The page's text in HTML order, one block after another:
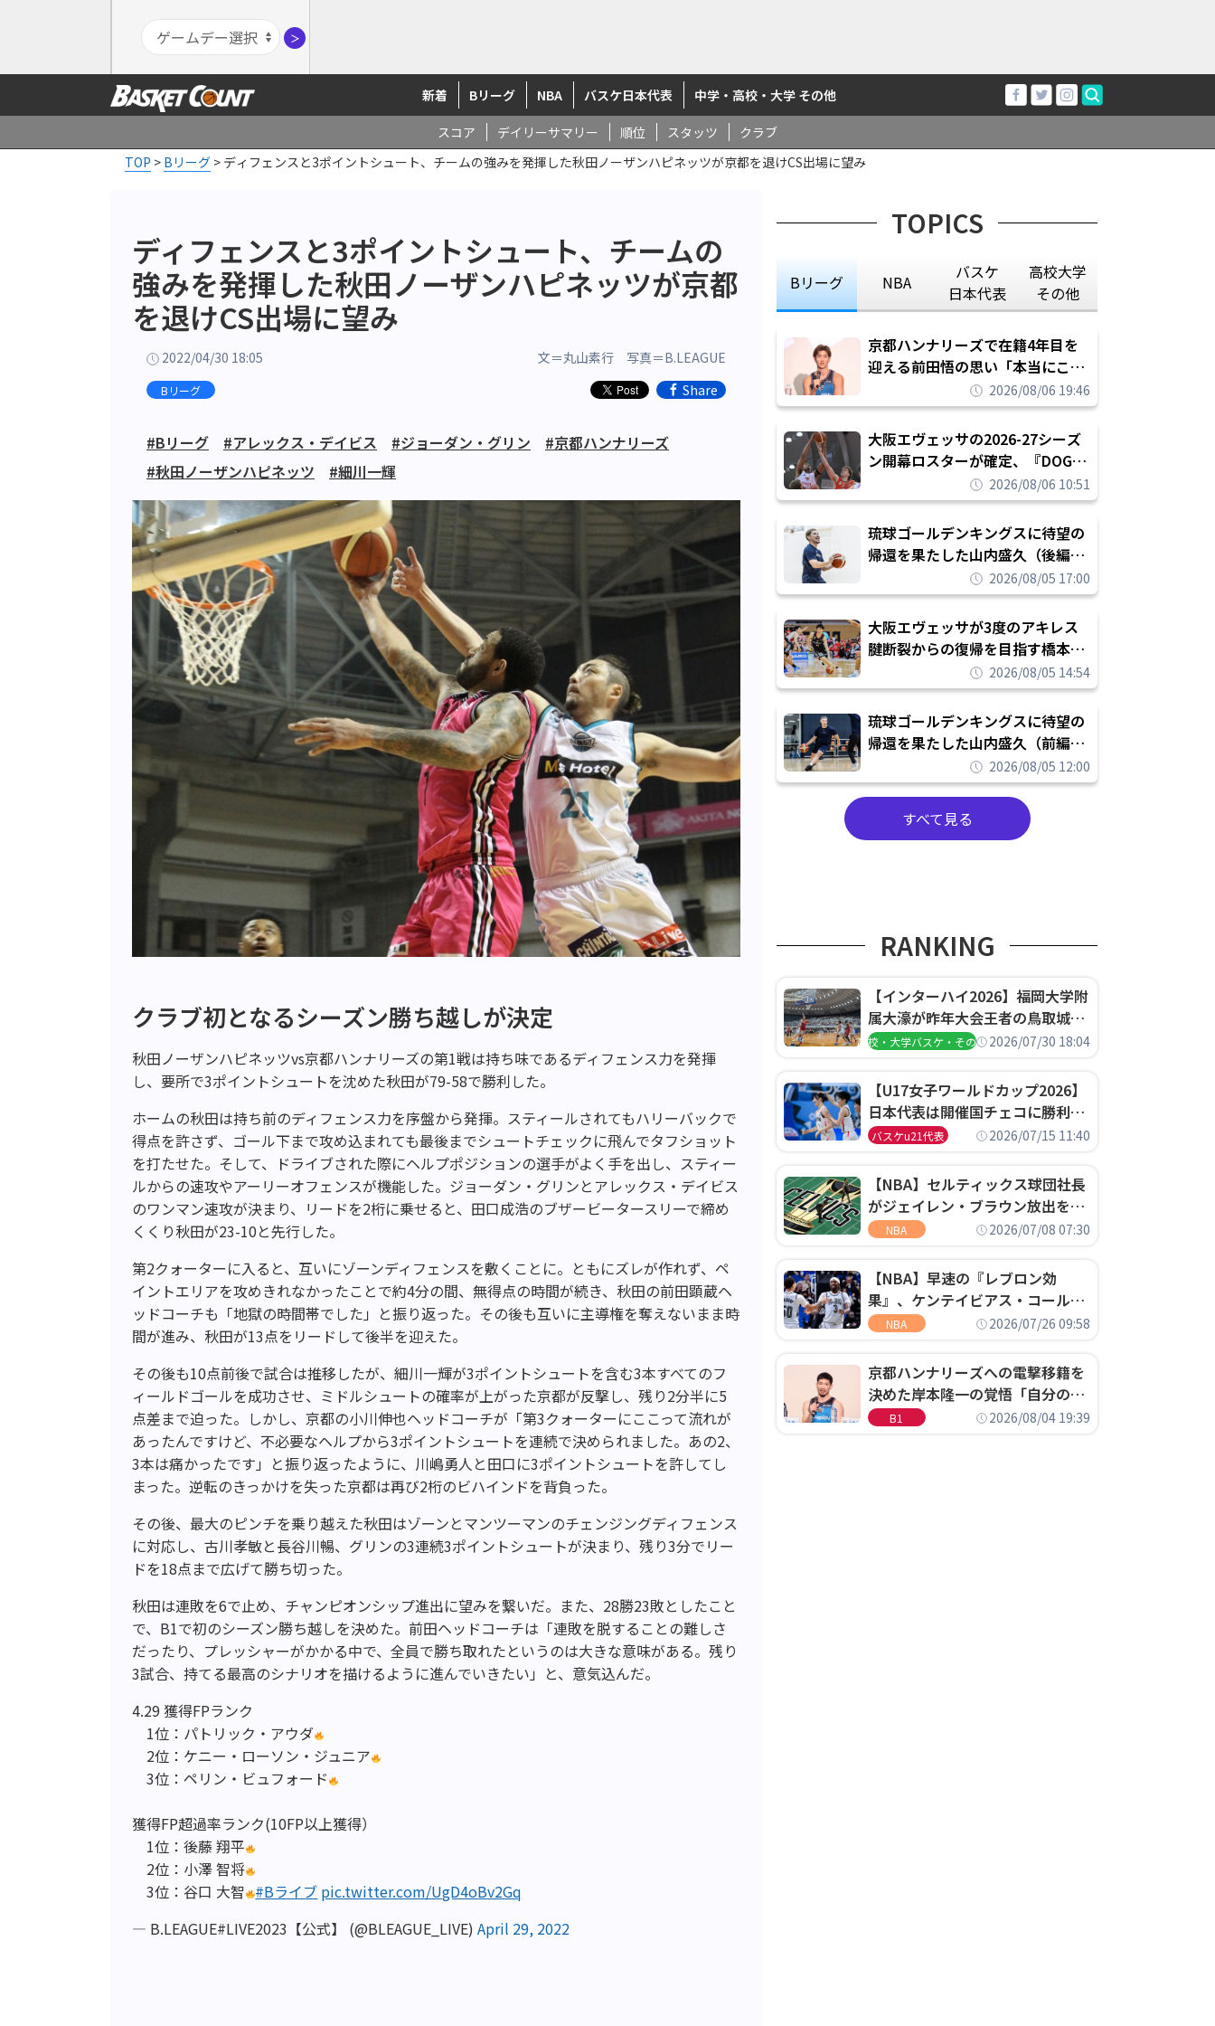
＞
新着 Bリーグ NBA バスケ日本代表 中学・高校・大学 その他
スコア デイリーサマリー 順位 スタッツ
クラブ
TOP > Bリーグ > ディフェンスと3ポイントシュート、チームの強みを発揮した秋田ノーザンハピネッツが京都を退けCS出場に望み
ディフェンスと3ポイントシュート、チームの
強みを発揮した秋田ノーザンハピネッツが京都
を退けCS出場に望み
2022/04/30 18:05 文＝丸山素行 写真＝B.LEAGUE
Bリーグ Share
#Bリーグ #アレックス・デイビス #ジョーダン・グリン
#京都ハンナリーズ
#秋田ノーザンハピネッツ
#細川一輝
クラブ初となるシーズン勝ち越しが決定
秋田ノーザンハピネッツvs京都ハンナリーズの第1戦は持ち味であるディフェンス力を発揮
し、要所で3ポイントシュートを沈めた秋田が79-58で勝利した。
ホームの秋田は持ち前のディフェンス力を序盤から発揮。スティールされてもハリーバックで
得点を許さず、ゴール下まで攻め込まれても最後までシュートチェックに飛んでタフショット
を打たせた。そして、ドライブされた際にヘルプポジションの選手がよく手を出し、スティー
ルからの速攻やアーリーオフェンスが機能した。ジョーダン・グリンとアレックス・デイビス
のワンマン速攻が決まり、リードを2桁に乗せると、田口成浩のブザービータースリーで締め
くくり秋田が23-10と先行した。
第2クォーターに入ると、互いにゾーンディフェンスを敷くことに。ともにズレが作れず、ペ
イントエリアを攻めきれなかったことで約4分の間、無得点の時間が続き、秋田の前田顕蔵ヘ
ッドコーチも「地獄の時間帯でした」と振り返った。その後も互いに主導権を奪えないまま時
間が進み、秋田が13点をリードして後半を迎えた。
その後も10点前後で試合は推移したが、細川一輝が3ポイントシュートを含む3本すべてのフ
ィールドゴールを成功させ、ミドルシュートの確率が上がった京都が反撃し、残り2分半に5
点差まで迫った。しかし、京都の小川伸也ヘッドコーチが「第3クォーターにここって流れが
あったんですけど、不必要なヘルプから3ポイントシュートを連続で決められました。あの2、
3本は痛かったです」と振り返ったように、川嶋勇人と田口に3ポイントシュートを許してし
まった。逆転のきっかけを失った京都は再び2桁のビハインドを背負った。
その後、最大のピンチを乗り越えた秋田はゾーンとマンツーマンのチェンジングディフェンス
に対応し、古川孝敏と長谷川暢、グリンの3連続3ポイントシュートが決まり、残り3分でリー
ドを18点まで広げて勝ち切った。
秋田は連敗を6で止め、チャンピオンシップ進出に望みを繋いだ。また、28勝23敗としたこと
で、B1で初のシーズン勝ち越しを決めた。前田ヘッドコーチは「連敗を脱することの難しさ
だったり、プレッシャーがかかる中で、全員で勝ち取れたというのは大きな意味がある。残り
3試合、持てる最高のシナリオを描けるように進んでいきたい」と、意気込んだ。
4.29 獲得FPランク
1位：パトリック・アウダ
2位：ケニー・ローソン・ジュニア
3位：ペリン・ビュフォード
獲得FP超過率ランク(10FP以上獲得）
1位：後藤 翔平
2位：小澤 智将
3位：谷口 大智 #Bライブ pic.twitter.com/UgD4oBv2Gq
— B.LEAGUE#LIVE2023【公式】 (@BLEAGUE_LIVE) April 29, 2022
TOPICS
Bリーグ NBA
バスケ
日本代表
高校大学
その他
京都ハンナリーズで在籍4年目を
迎える前田悟の思い「本当にこの
チームで勝ちたい、負けたまま舐
められたまま終わりたくない」
2026/08/06 19:46
大阪エヴェッサの2026-27シーズ
ン開幕ロスターが確定、『DOG
FIGHT』のチームカルチャーを推
し進めて結果を求めるシーズンへ
2026/08/06 10:51
琉球ゴールデンキングスに待望の
帰還を果たした山内盛久（後編）
「1人のウチナーンチュとしてみ
んなが誇りに思えるチームにして
いく」
2026/08/05 17:00
大阪エヴェッサが3度のアキレス
腱断裂からの復帰を目指す橋本拓
哉と契約を締結「もう一度コート
に立ちたい」
2026/08/05 14:54
琉球ゴールデンキングスに待望の
帰還を果たした山内盛久（前編）
「キングスが積み上げてきたもの
を次の世代に繋いでいくのがやり
甲斐」
2026/08/05 12:00
すべて見る
RANKING
【インターハイ2026】福岡大学附
属大濠が昨年大会王者の鳥取城北
を撃破、大阪薫英女学院は岐阜女
高校・大学バスケ・その他2026/07/30 18:04
【U17女子ワールドカップ2026】
日本代表は開催国チェコに勝利し
て予選グループ3連勝で首位通
決定
バスケu21代表 2026/07/15 11:40
【NBA】セルティックス球団社長
がジェイレン・ブラウン放出を説
明「キャップの70％が2人の選手
NBA 2026/07/08 07:30
【NBA】早速の『レブロン効
果』、ケンテイビアス・コールド
ウェル・ポープがセブンティシク
NBA 2026/07/26 09:58
京都ハンナリーズへの電撃移籍を
決めた岸本隆一の覚悟「自分のエ
ゴというちっぽけなことのため
B1 2026/08/04 19:39